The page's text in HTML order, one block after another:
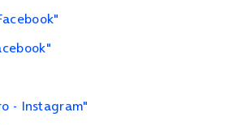
- Instagram"